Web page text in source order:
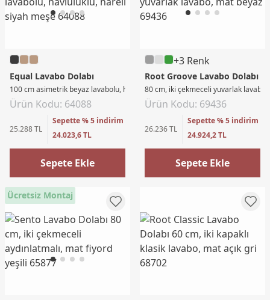
Equal Lavabo Dolabı
100 cm asimetrik beyaz lavabolu, havluluklu, hareli siyah meşe
Ürün Kodu: 64088
25.288 TL
Sepette % 5 indirim
24.023,6 TL
Sepete Ekle
+3 Renk
Root Groove Lavabo Dolabı
80 cm, iki çekmeceli yuvarlak
Ürün Kodu: 69436
26.236 TL
Sepette % 5 indirim
24.924,2 TL
Sepete Ekle
Ücretsiz Montaj